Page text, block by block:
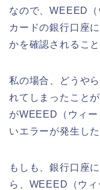
なので、WEEED
カードの銀行口座
かを確認されるこ
私の場合、どうや
れてしまったこと
がWEEED（ウィ
いエラーが発生し
もしも、銀行口座
ら、WEEED（ウィ